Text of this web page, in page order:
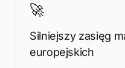
🚀
Silniejszy zasięg
europejskich